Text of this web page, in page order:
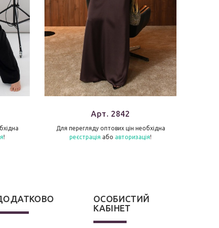
!
Арт. 2842
Для перегляду оптових цін необхідна
реєстрація або авторизація!
ОСОБИСТИЙ
КАБІНЕТ